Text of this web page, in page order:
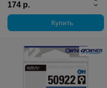
174 р.
Купить